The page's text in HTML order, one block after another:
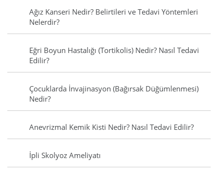
Ağız Kanseri Nedir? Belirtileri ve Tedavi Yöntemleri
Nelerdir?
Eğri Boyun Hastalığı (Tortikolis) Nedir? Nasıl Tedavi
Edilir?
Çocuklarda İnvajinasyon (Bağırsak Düğümlenmesi)
Nedir?
Anevrizmal Kemik Kisti Nedir? Nasıl Tedavi Edilir?
İpli Skolyoz Ameliyatı